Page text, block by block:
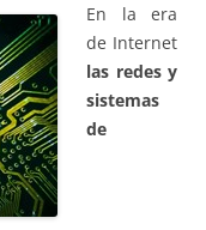
En la era
de Internet
las redes y
sistemas
de